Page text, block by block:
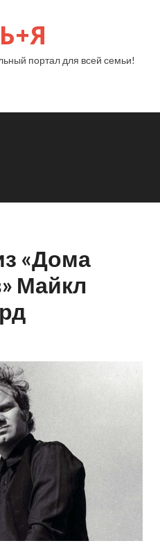
портал для всей семьи!
«Дома
Майкл